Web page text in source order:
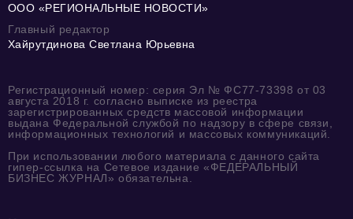
ООО «РЕГИОНАЛЬНЫЕ НОВОСТИ»
Главный редактор
Хайрутдинова Светлана Юрьевна
Регистрационный номер: серия Эл № ФС77-73398 от 03
августа 2018 г. согласно выписке из реестра
зарегистрированных средств массовой информации
выдана Федеральной службой по надзору в сфере связи,
информационных технологий и массовых коммуникаций.
При использовании любого материала с данного сайта
гипер-ссылка на Сетевое издание «ФЕДЕРАЛЬНЫЙ
БИЗНЕС ЖУРНАЛ» обязательна.